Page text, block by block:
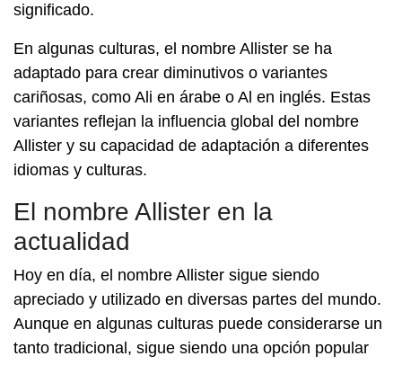
significado.
En algunas culturas, el nombre Allister se ha
adaptado para crear diminutivos o variantes
cariñosas, como Ali en árabe o Al en inglés. Estas
variantes reflejan la influencia global del nombre
Allister y su capacidad de adaptación a diferentes
idiomas y culturas.
El nombre Allister en la
actualidad
Hoy en día, el nombre Allister sigue siendo
apreciado y utilizado en diversas partes del mundo.
Aunque en algunas culturas puede considerarse un
tanto tradicional, sigue siendo una opción popular